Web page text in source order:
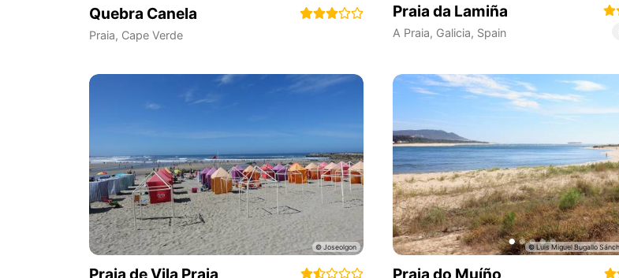
Quebra Canela
Praia, Cape Verde
Praia da Lamiña
A Praia, Galicia, Spain
Praia de Vila Praia
Praia do Muíño